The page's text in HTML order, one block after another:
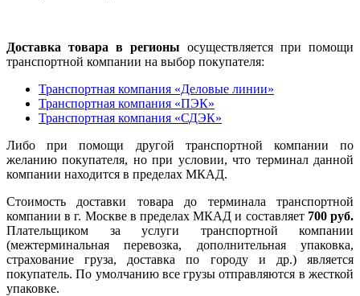
Доставка товара в регионы осуществляется при помощи
транспортной компании на выбор покупателя:
Транспортная компания «Деловые линии»
Транспортная компания «ПЭК»
Транспортная компания «СДЭК»
Либо при помощи другой транспортной компании по
желанию покупателя, но при условии, что терминал данной
компании находится в пределах МКАД.
Стоимость доставки товара до терминала транспортной
компании в г. Москве в пределах МКАД и составляет 700 руб.
Плательщиком за услуги транспортной компании
(межтерминальная перевозка, дополнительная упаковка,
страхование груза, доставка по городу и др.) является
покупатель. По умолчанию все грузы отправляются в жесткой
упаковке.